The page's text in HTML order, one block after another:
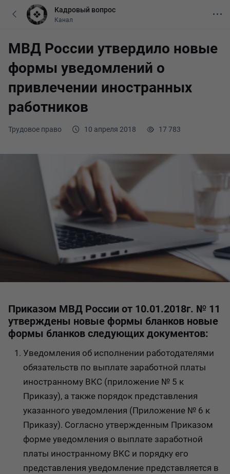
Трудовое право 10 апреля 2018 17 783
МВД России утвердило новые
формы уведомлений о
привлечении иностранных
работников
Приказом МВД России от 10.01.2018г. № 11
утверждены новые формы бланков новые
формы бланков следующих документов:
Уведомления об исполнении работодателями
обязательств по выплате заработной платы
иностранному ВКС (приложение № 5 к
Приказу), а также порядок представления
указанного уведомления (Приложение № 6 к
Приказу). Согласно утвержденным Приказом
форме уведомления о выплате заработной
платы иностранному ВКС и порядку его
представления уведомление представляется в
Кадровый вопрос
Канал